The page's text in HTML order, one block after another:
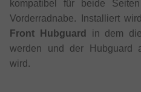
kompatibel für beide
Vorderradnabe. Installiert
Front Hubguard
in dem
werden und der Hubguard
wird.